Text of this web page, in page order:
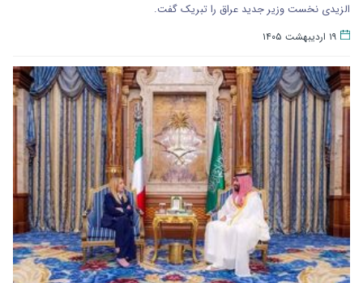
الزیدی نخست وزیر جدید عراق را تبریک گفت.
۱۹ اردیبهشت ۱۴۰۵